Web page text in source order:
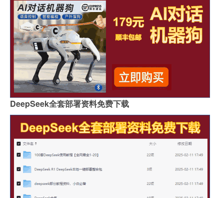
DeepSeek全套部署资料免费下载